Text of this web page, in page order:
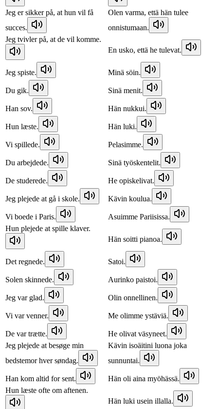
Jeg er sikker på, at hun vil få
succes.
Olen varma, että hän tulee
onnistumaan.
Jeg tvivler på, at de vil komme.
En usko, että he tulevat.
Jeg spiste. Minä söin.
Du gik. Sinä menit.
Han sov. Hän nukkui.
Hun læste. Hän luki.
Vi spillede. Pelasimme.
Du arbejdede. Sinä työskentelit.
De studerede. He opiskelivat.
Jeg plejede at gå i skole. Kävin koulua.
Vi boede i Paris.
Asuimme Pariisissa.
Hun plejede at spille klaver.
Hän soitti pianoa.
Det regnede. Satoi.
Solen skinnede. Aurinko paistoi.
Jeg var glad. Olin onnellinen.
Vi var venner. Me olimme ystäviä.
De var trætte.
He olivat väsyneet.
Jeg plejede at besøge min
bedstemor hver søndag.
Kävin isoäitini luona joka
sunnuntai.
Han kom altid for sent.
Hän oli aina myöhässä.
Hun læste ofte om aftenen.
Hän luki usein illalla.